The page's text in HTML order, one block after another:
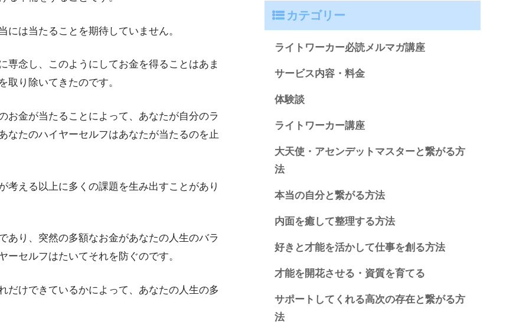
は当たることを期待していません。
専念し、このようにしてお金を得ることはあま
取り除いてきたのです。
お金が当たることによって、あなたが自分のラ
なたのハイヤーセルフはあなたが当たるのを止
考える以上に多くの課題を生み出すことがあり
あり、突然の多額なお金があなたの人生のバラ
セルフはたいてそれを防ぐのです。
だけできているかによって、あなたの人生の多
カテゴリー
ライトワーカー必読メルマガ講座
サービス内容・料金
体験談
ライトワーカー講座
大天使・アセンデットマスターと繋がる方
法
本当の自分と繋がる方法
内面を癒して整理する方法
好きと才能を活かして仕事を創る方法
才能を開花させる・資質を育てる
サポートしてくれる高次の存在と繋がる方
法